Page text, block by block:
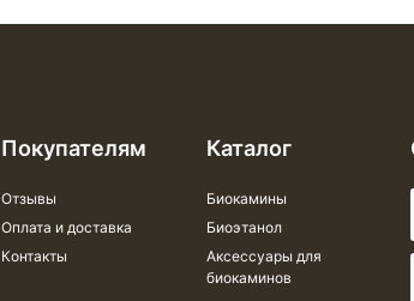
Покупателям
Отзывы
Оплата и доставка
Контакты
Каталог
Биокамины
Биоэтанол
Аксессуары для
биокаминов